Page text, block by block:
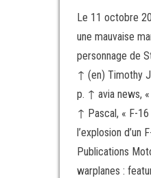
Le 11 octobre
une mauvaise
personnage de
↑ (en) Timothy
p. ↑ avia news,
↑ Pascal, « F-16
l’explosion
Publications
warplanes :